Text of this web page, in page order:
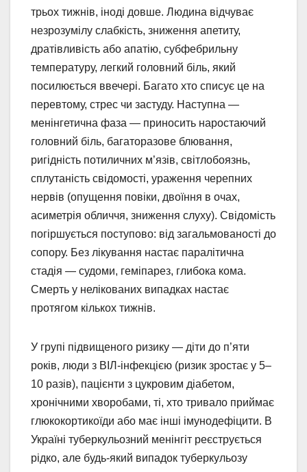
трьох тижнів, іноді довше. Людина відчуває
незрозумілу слабкість, зниження апетиту,
дратівливість або апатію, субфебрильну
температуру, легкий головний біль, який
посилюється ввечері. Багато хто списує це на
перевтому, стрес чи застуду. Наступна —
менінгетична фаза — приносить наростаючий
головний біль, багаторазове блювання,
ригідність потиличних м’язів, світлобоязнь,
сплутаність свідомості, ураження черепних
нервів (опущення повіки, двоїння в очах,
асиметрія обличчя, зниження слуху). Свідомість
погіршується поступово: від загальмованості до
сопору. Без лікування настає паралітична
стадія — судоми, геміпарез, глибока кома.
Смерть у нелікованих випадках настає
протягом кількох тижнів.
У групі підвищеного ризику — діти до п’яти
років, люди з ВІЛ-інфекцією (ризик зростає у 5–
10 разів), пацієнти з цукровим діабетом,
хронічними хворобами, ті, хто тривало приймає
глюкокортикоїди або має інші імунодефіцити. В
Україні туберкульозний менінгіт реєструється
рідко, але будь-який випадок туберкульозу